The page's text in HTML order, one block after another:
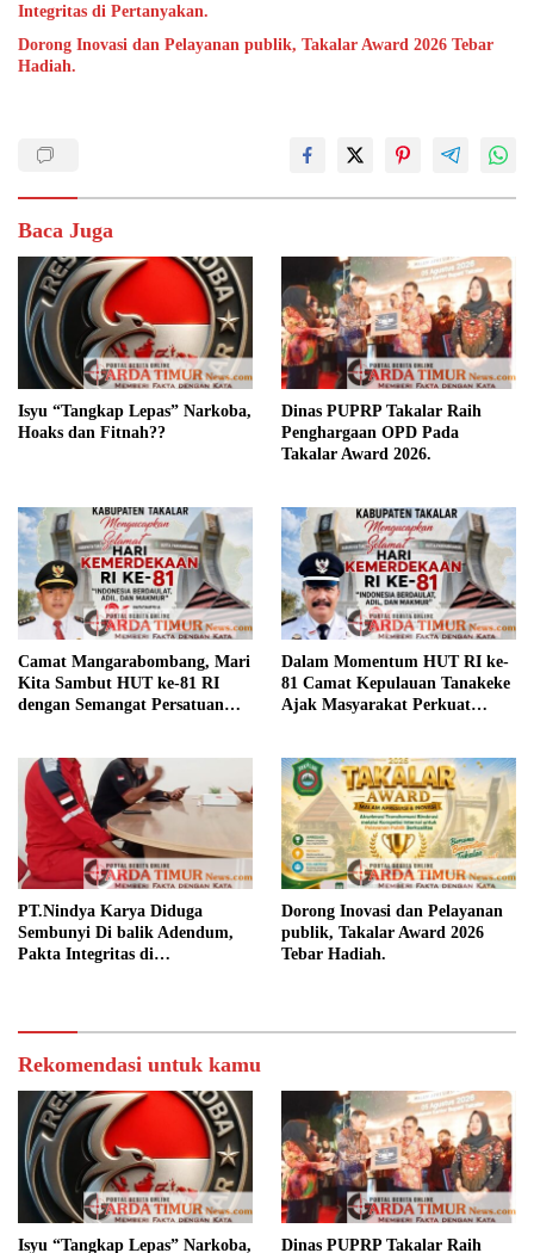
Integritas di Pertanyakan.
Dorong Inovasi dan Pelayanan publik, Takalar Award 2026 Tebar
Hadiah.
Baca Juga
Isyu “Tangkap Lepas” Narkoba,
Hoaks dan Fitnah??
Dinas PUPRP Takalar Raih
Penghargaan OPD Pada
Takalar Award 2026.
Camat Mangarabombang, Mari
Kita Sambut HUT ke-81 RI
dengan Semangat Persatuan
Dalam Momentum HUT RI ke-
81 Camat Kepulauan Tanakeke
Ajak Masyarakat Perkuat
PT.Nindya Karya Diduga
Sembunyi Di balik Adendum,
Pakta Integritas di
Dorong Inovasi dan Pelayanan
publik, Takalar Award 2026
Tebar Hadiah.
Rekomendasi untuk kamu
Isyu “Tangkap Lepas” Narkoba,
Dinas PUPRP Takalar Raih